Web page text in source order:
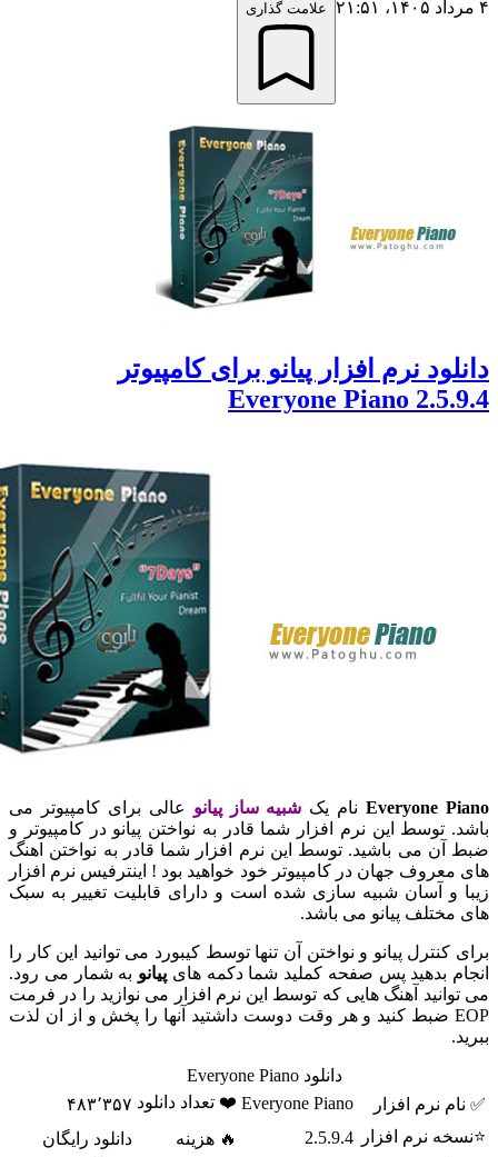
علامت گذاری
نرم افزار پیانو برای کامپیوتر
Everyone Piano
Everyoneنام یکشبیه ساز پیانوعالی برای کامپیوتر می
توسط این نرم افزار شما قادر به نواختن پیانو در کامپیوتر و
می باشید. توسط این نرم افزار شما قادر به نواختن اهنگ
جهان در کامپیوتر خود خواهید بود ! اینترفیس نرم افزار
و آسان شبیه سازی شده است و دارای قابلیت تغییر به سبک
پیانو می باشد.
پیانو و نواختن آن تنها توسط کیبورد می توانید این کار را
بدهید پس صفحه کملید شما دکمه هایپیانوبه شمار می رود.
آهنگ هایی که توسط این نرم افزار می نوازید را در فرمت
EOP ضبط کنید و هر وقت دوست داشتید آنها را پخش و از ان لذت
نرم افزار
Everyone Piano ❤️ تعداد دانلود ۴۸۳٬۳۵۷
نرم افزار
2.5.9.4 🔥 هزینه
دانلود رایگان